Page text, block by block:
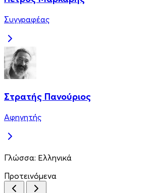
Συγγραφέας
Στρατής Πανούριος
Αφηγητής
Γλώσσα: Ελληνικά
Προτεινόμενα